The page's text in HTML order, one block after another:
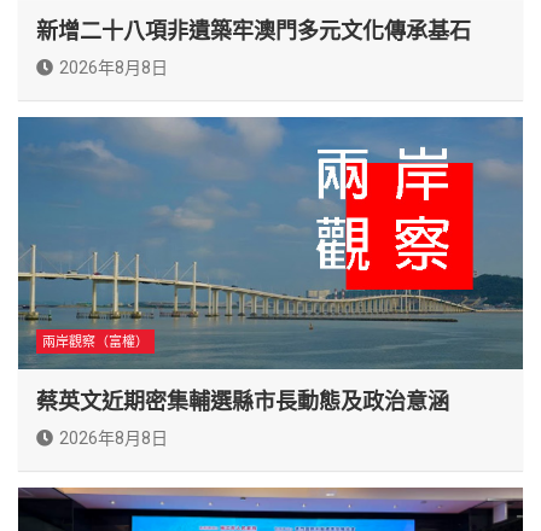
新增二十八項非遺築牢澳門多元文化傳承基石
2026年8月8日
兩岸觀察（富權）
蔡英文近期密集輔選縣市長動態及政治意涵
2026年8月8日